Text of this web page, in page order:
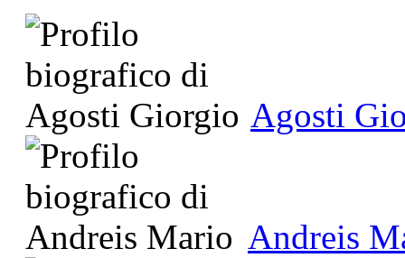
Agosti
Andreis